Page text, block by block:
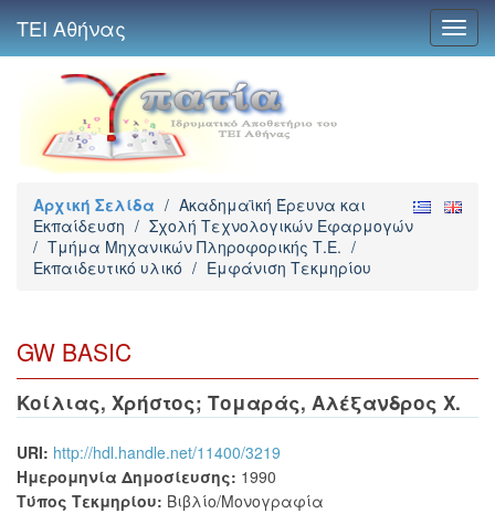
ΤΕΙ Αθήνας
Αρχική Σελίδα / Ακαδημαϊκή Έρευνα και
Εκπαίδευση / Σχολή Τεχνολογικών Εφαρμογών
/ Τμήμα Μηχανικών Πληροφορικής Τ.Ε. /
Εκπαιδευτικό υλικό / Εμφάνιση Τεκμηρίου
GW BASIC
Κοίλιας, Χρήστος; Τομαράς, Αλέξανδρος Χ.
URI: http://hdl.handle.net/11400/3219
Ημερομηνία Δημοσίευσης: 1990
Τύπος Τεκμηρίου: Βιβλίο/Μονογραφία